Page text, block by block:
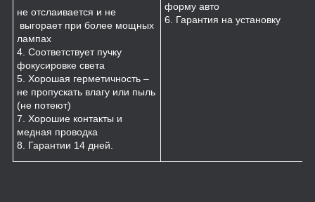
не отслаивается и не
выгорает при более мощных
лампах
4. Соответствует пучку
фокусировке света
5. Хорошая герметичность –
не пропускать влагу или пыль
(не потеют)
7. Хорошие контакты и
медная проводка
8. Гарантии 14 дней.
форму авто
6. Гарантия на установку